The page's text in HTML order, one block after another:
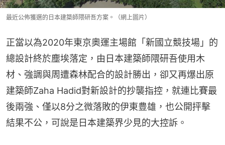
最近公佈獲選的日本建築師隈研吾方案。（網上圖片）
正當以為2020年東京奧運主場館「新國立競技場」的
總設計終於塵埃落定，由日本建築師隈研吾使用木
材、強調與周遭森林配合的設計勝出，卻又再爆出原
建築師Zaha Hadid對新設計的抄襲指控，就連比賽最
後兩強、僅以8分之微落敗的伊東豊雄，也公開抨擊
結果不公，可說是日本建築界少見的大控訴。